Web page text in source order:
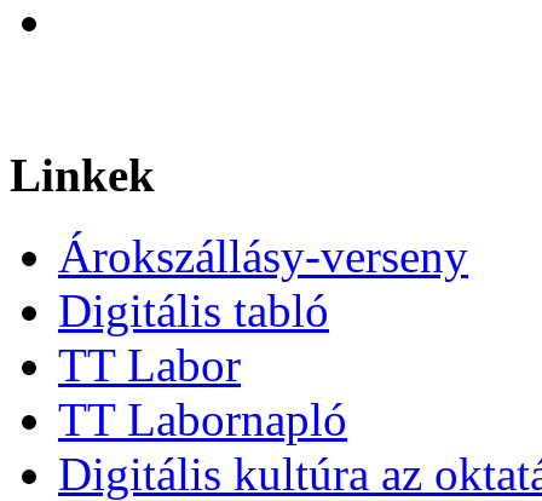
Linkek
Árokszállásy-verseny
Digitális tabló
TT Labor
TT Labornapló
Digitális kultúra az